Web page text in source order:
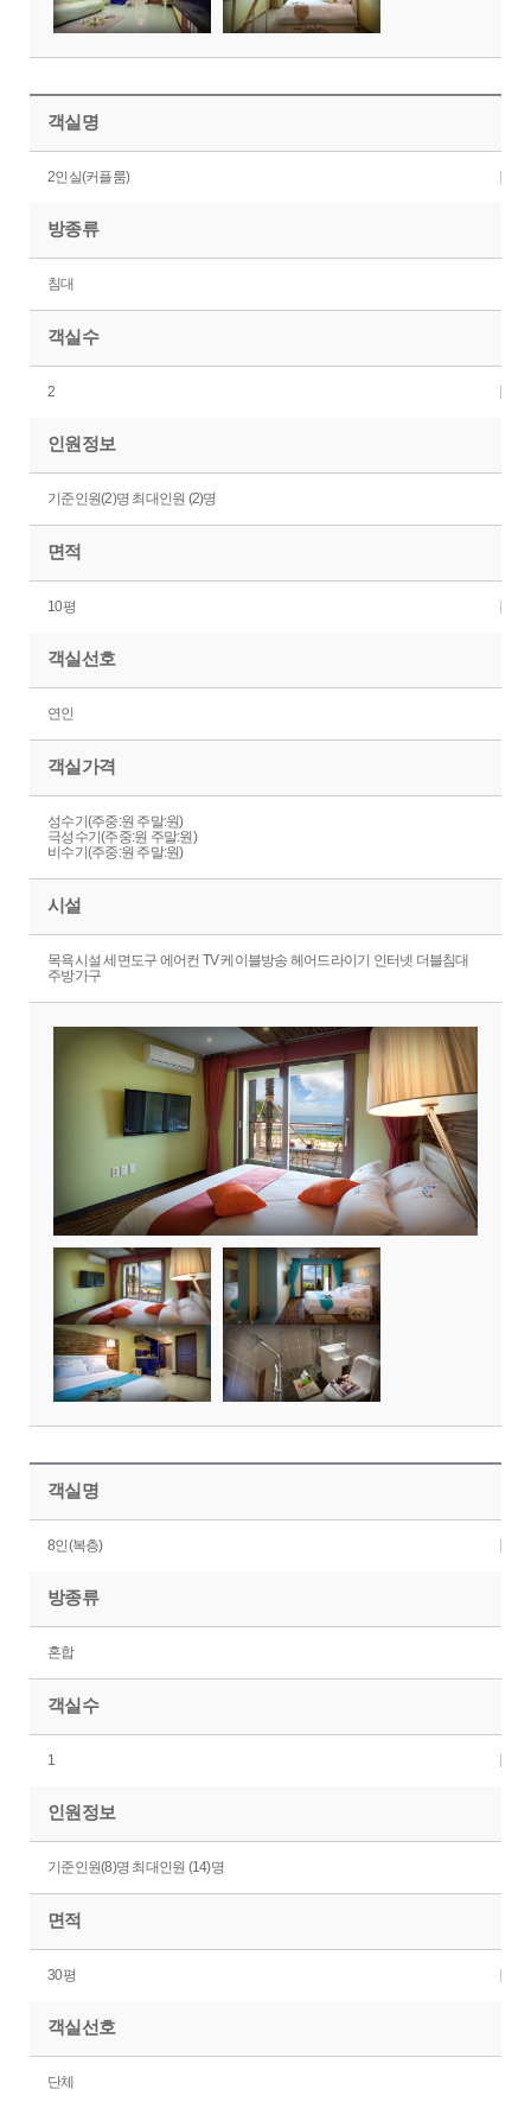
객실명
2인실(커플룸)
방종류
침대
객실수
2
인원정보
기준인원(2)명 최대인원 (2)명
면적
10평
객실선호
연인
객실가격
성수기(주중:원 주말:원)
극성수기(주중:원 주말:원)
비수기(주중:원 주말:원)
시설
목욕시설 세면도구 에어컨 TV 케이블방송 헤어드라이기 인터넷 더블침대
주방가구
객실명
8인(복층)
방종류
혼합
객실수
1
인원정보
기준인원(8)명 최대인원 (14)명
면적
30평
객실선호
단체